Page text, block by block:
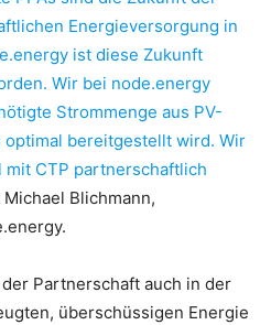
Energieversorgung in
ist diese Zukunft
Wir bei node.energy
Strommenge aus PV-
optimal bereitgestellt wird. Wir
CTP partnerschaftlich
Michael Blichmann,
Partnerschaft auch in der
überschüssigen Energie